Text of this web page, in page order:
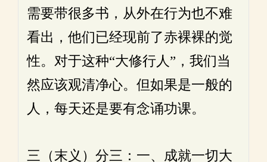
需要带很多书，从外在行为也不难
看出，他们已经现前了赤裸裸的觉
性。对于这种“大修行人”，我们当
然应该观清净心。但如果是一般的
人，每天还是要有念诵功课。
三（末义）分三：一、成就一切大